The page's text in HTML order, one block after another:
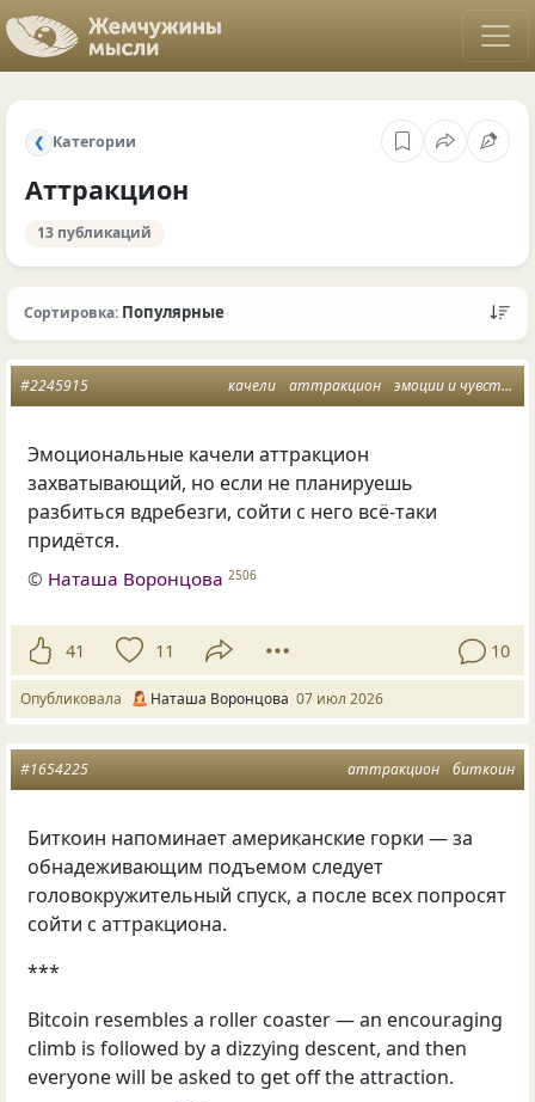
❮ Категории
Аттракцион
13 публикаций
Сортировка: Популярные
качели аттракцион эмоции и чувства
#2245915
Эмоциональные качели аттракцион
захватывающий, но если не планируешь
разбиться вдребезги, сойти с него всё-таки
придётся.
© Наташа Воронцова 2506
41 11 10
Опубликовала Наташа Воронцова 07 июл 2026
аттракцион биткоин
#1654225
Биткоин напоминает американские горки — за
обнадеживающим подъемом следует
головокружительный спуск, а после всех попросят
сойти с аттракциона.
***
Bitcoin resembles a roller coaster — an encouraging
climb is followed by a dizzying descent, and then
everyone will be asked to get off the attraction.